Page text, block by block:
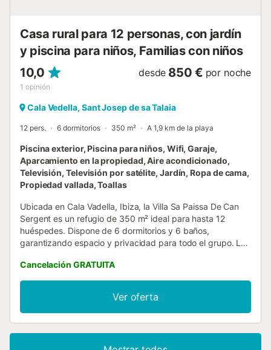
Casa rural para 12 personas, con jardín
y piscina para niños, Familias con niños
10,0
1 opinión
desde 850 € por noche
Cala Vedella, Sant Josep de sa Talaia
12 pers. 6 dormitorios 350 m² A 1,9 km de la playa
Piscina exterior, Piscina para niños, Wifi, Garaje,
Aparcamiento en la propiedad, Aire acondicionado,
Televisión, Televisión por satélite, Jardín, Ropa de cama,
Propiedad vallada, Toallas
Ubicada en Cala Vadella, Ibiza, la Villa Sa Paissa De Can
Sergent es un refugio de 350 m² ideal para hasta 12
huéspedes. Dispone de 6 dormitorios y 6 baños,
garantizando espacio y privacidad para todo el grupo. La
encontraréis aire acondicionado, Wi-Fi de alta velocidad
apto para videollamadas, televisión, lavadora y secadora.
También tenéis a vuestra disposición trona, cuna y toallas
de playa. En el exterior, os espera un jardín privado y
ducha al aire libre, perfectos para refrescaros tras un día
Cancelación GRATUITA
Ver oferta